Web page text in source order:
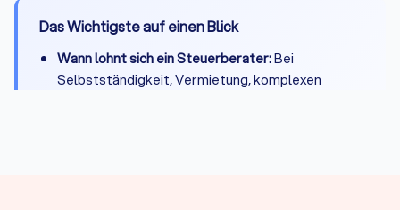
Das Wichtigste auf einen Blick
Wann lohnt sich ein Steuerberater:Bei
Selbstständigkeit, Vermietung, komplexen